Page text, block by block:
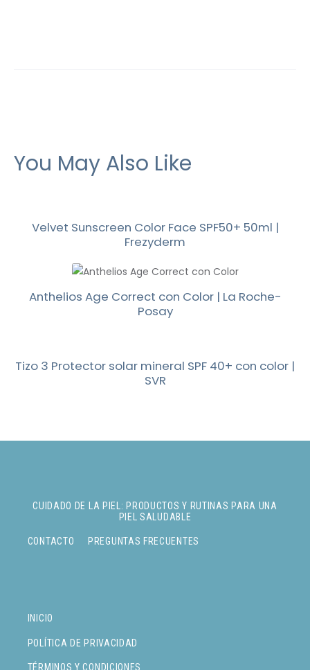
You May Also Like
Velvet Sunscreen Color Face SPF50+ 50ml |
Frezyderm
Anthelios Age Correct con Color | La Roche-
Posay
Tizo 3 Protector solar mineral SPF 40+ con color |
SVR
INICIO
POLÍTICA DE PRIVACIDAD
TÉRMINOS Y CONDICIONES
CUIDADO DE LA PIEL: PRODUCTOS Y RUTINAS PARA UNA
PIEL SALUDABLE
CONTACTO PREGUNTAS FRECUENTES